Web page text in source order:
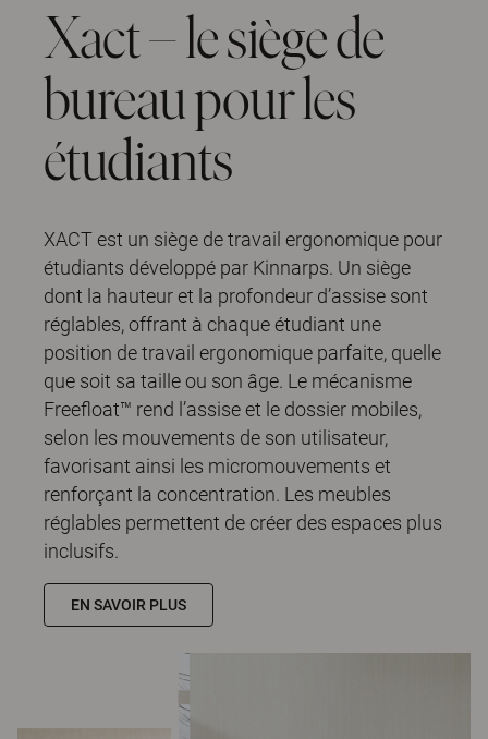
Xact – le siège de
bureau pour les
étudiants
XACT est un siège de travail ergonomique pour
étudiants développé par Kinnarps. Un siège
dont la hauteur et la profondeur d’assise sont
réglables, offrant à chaque étudiant une
position de travail ergonomique parfaite, quelle
que soit sa taille ou son âge. Le mécanisme
Freefloat™ rend l’assise et le dossier mobiles,
selon les mouvements de son utilisateur,
favorisant ainsi les micromouvements et
renforçant la concentration. Les meubles
réglables permettent de créer des espaces plus
inclusifs.
EN SAVOIR PLUS